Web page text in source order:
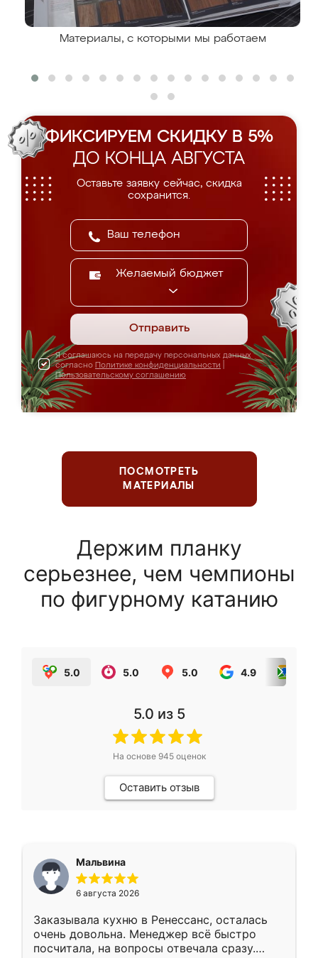
Материалы, с которыми мы работаем
ФИКСИРУЕМ СКИДКУ В 5%
ДО КОНЦА АВГУСТА
Оставьте заявку сейчас, скидка
сохранится.
Желаемый бюджет
Отправить
Я соглашаюсь на передачу персональных данных
согласно Политике конфиденциальности
Пользовательскому соглашению
ПОСМОТРЕТЬ
МАТЕРИАЛЫ
Держим планку
серьезнее, чем чемпионы
по фигурному катанию
5.0 5.0 5.0 4.9
5.0 из 5
На основе 945оценок
Оставить отзыв
Мальвина
6 августа 2026
Заказывала кухню в Ренессанс, осталась
очень довольна. Менеджер всё быстро
посчитала, на вопросы отвечала сразу.